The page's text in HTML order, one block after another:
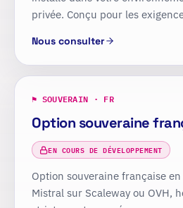
privée. Conçu pour les
Nous consulter
⚑ SOUVERAIN · FR
Option souveraine
EN COURS DE DÉVELOPPEMENT
Option souveraine française
Mistral sur Scaleway ou OVH,